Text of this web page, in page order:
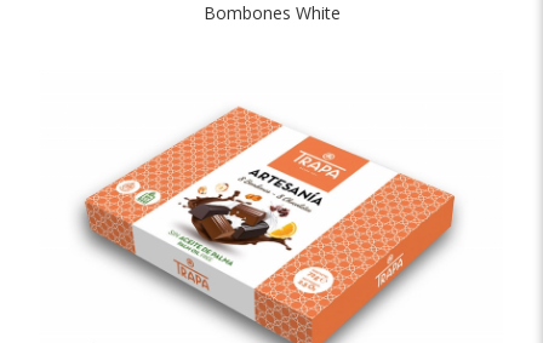
Bombones White